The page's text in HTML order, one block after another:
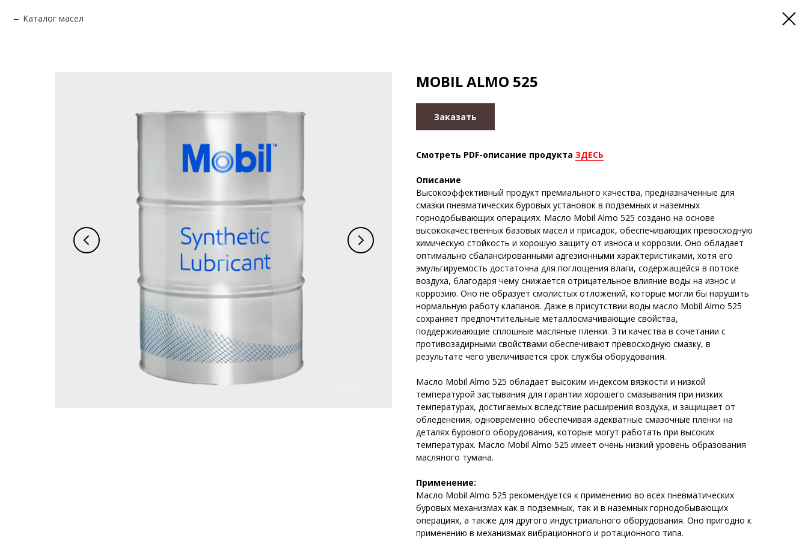
Каталог масел
MOBIL ALMO 525
Заказать
Смотреть PDF-описание продукта ЗДЕСЬ
Описание
Высокоэффективный продукт премиального качества, предназначенные для
смазки пневматических буровых установок в подземных и наземных
горнодобывающих операциях. Масло Mobil Almo 525 создано на основе
высококачественных базовых масел и присадок, обеспечивающих превосходную
химическую стойкость и хорошую защиту от износа и коррозии. Оно обладает
оптимально сбалансированными адгезионными характеристиками, хотя его
эмульгируемость достаточна для поглощения влаги, содержащейся в потоке
воздуха, благодаря чему снижается отрицательное влияние воды на износ и
коррозию. Оно не образует смолистых отложений, которые могли бы нарушить
нормальную работу клапанов. Даже в присутствии воды масло Mobil Almo 525
сохраняет предпочтительные металлосмачивающие свойства,
поддерживающие сплошные масляные пленки. Эти качества в сочетании с
противозадирными свойствами обеспечивают превосходную смазку, в
результате чего увеличивается срок службы оборудования.
Масло Mobil Almo 525 обладает высоким индексом вязкости и низкой
температурой застывания для гарантии хорошего смазывания при низких
температурах, достигаемых вследствие расширения воздуха, и защищает от
обледенения, одновременно обеспечивая адекватные смазочные пленки на
деталях бурового оборудования, которые могут работать при высоких
температурах. Масло Mobil Almo 525 имеет очень низкий уровень образования
масляного тумана.
Применение:
Масло Mobil Almo 525 рекомендуется к применению во всех пневматических
буровых механизмах как в подземных, так и в наземных горнодобывающих
операциях, а также для другого индустриального оборудования. Оно пригодно к
применению в механизмах вибрационного и ротационного типа.